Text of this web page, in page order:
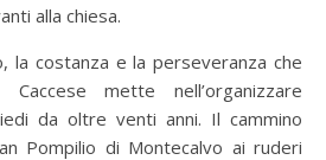
alla chiesa.
la costanza e la perseveranza che
Caccese mette nell’organizzare
da oltre venti anni. Il cammino
Pompilio di Montecalvo ai ruderi